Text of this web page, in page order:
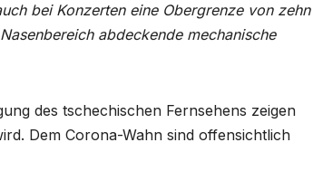
bei Konzerten eine Obergrenze von zehn
abdeckende mechanische
des tschechischen Fernsehens zeigen
Dem Corona-Wahn sind offensichtlich